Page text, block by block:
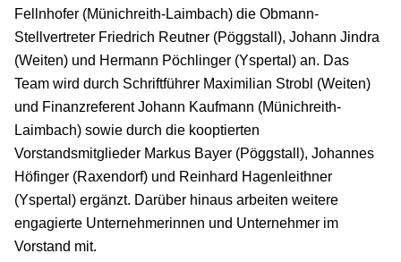
Fellnhofer (Münichreith-Laimbach) die Obmann-
Stellvertreter Friedrich Reutner (Pöggstall), Johann Jindra
(Weiten) und Hermann Pöchlinger (Yspertal) an. Das
Team wird durch Schriftführer Maximilian Strobl (Weiten)
und Finanzreferent Johann Kaufmann (Münichreith-
Laimbach) sowie durch die kooptierten
Vorstandsmitglieder Markus Bayer (Pöggstall), Johannes
Höfinger (Raxendorf) und Reinhard Hagenleithner
(Yspertal) ergänzt. Darüber hinaus arbeiten weitere
engagierte Unternehmerinnen und Unternehmer im
Vorstand mit.